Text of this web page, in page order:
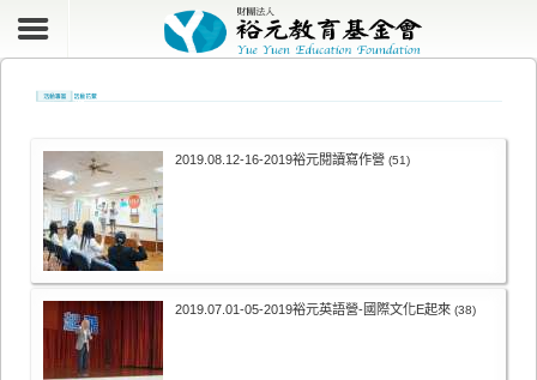
2019.08.12-16-2019裕元閱讀寫作營 (51)
2019.07.01-05-2019裕元英語營-國際文化E起來 (38)